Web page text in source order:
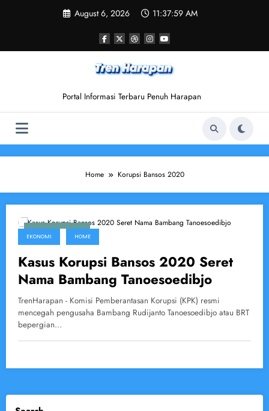
August 6, 2026 11:37:59 AM
Portal Informasi Terbaru Penuh Harapan
Home Korupsi Bansos 2020
EKONOMI HOME
Kasus Korupsi Bansos 2020 Seret
Nama Bambang Tanoesoedibjo
TrenHarapan - Komisi Pemberantasan Korupsi (KPK) resmi
mencegah pengusaha Bambang Rudijanto Tanoesoedibjo atau BRT
bepergian…